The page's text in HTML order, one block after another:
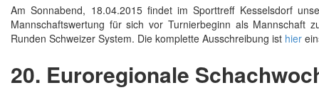
Am Sonnabend, 18.04.2015 findet im Sporttreff Kesselsdorf
Mannschaftswertung für sich vor Turnierbeginn als Mannschaft
Runden Schweizer System. Die komplette Ausschreibung ist hier
20. Euroregionale